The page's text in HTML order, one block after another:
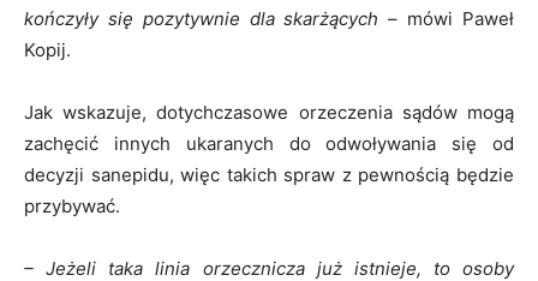
kończyły się pozytywnie dla skarżących– mówi Paweł
Kopij.
Jak wskazuje, dotychczasowe orzeczenia sądów mogą
zachęcić innych ukaranych do odwoływania się od
decyzji sanepidu, więc takich spraw z pewnością będzie
przybywać.
– Jeżeli taka linia orzecznicza już istnieje, to osoby